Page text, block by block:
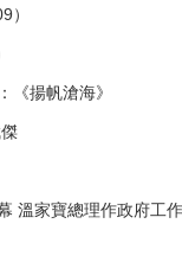
）
《揚帆滄海》
溫家寶總理作政府工